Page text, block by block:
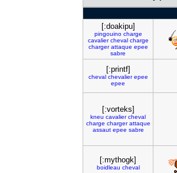
[:doakipu]
pingouino charge
cavalier cheval charge
charger attaque epee
sabre
[:printf]
cheval chevalier epee
epee
[:vorteks]
kneu cavalier cheval
charge charger attaque
assaut epee sabre
[:mythogk]
boidleau cheval